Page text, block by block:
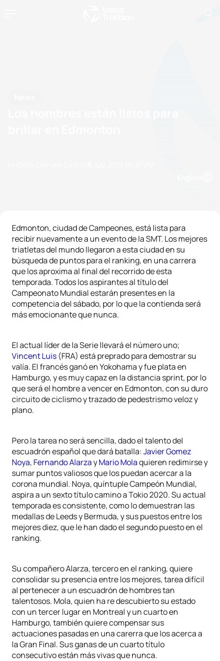
Edmonton, ciudad de Campeones, está lista para
recibir nuevamente a un evento de la SMT. Los mejores
triatletas del mundo llegaron a esta ciudad en su
búsqueda de puntos para el ranking, en una carrera
que los aproxima al final del recorrido de esta
temporada. Todos los aspirantes al título del
Campeonato Mundial estarán presentes en la
competencia del sábado, por lo que la contienda será
más emocionante que nunca.
El actual líder de la Serie llevará el número uno;
Vincent Luis (FRA) está preprado para demostrar su
valía. El francés ganó en Yokohama y fue plata en
Hamburgo, y es muy capaz en la distancia sprint, por lo
que será el hombre a vencer en Edmonton, con su duro
circuito de ciclismo y trazado de pedestrismo veloz y
plano.
Pero la tarea no será sencilla, dado el talento del
escuadrón español que dará batalla:Javier Gomez
Noya, Fernando AlarzayMario Molaquieren redimirse y
sumar puntos valiosos que los puedan acercar a la
corona mundial. Noya, quíntuple Campeón Mundial,
aspira a un sexto título camino a Tokio 2020. Su actual
temporada es consistente, como lo demuestran las
medallas de Leeds y Bermuda, y sus puestos entre los
mejores diez, que le han dado el segundo puesto en el
ranking.
Su compañero Alarza, tercero en el ranking, quiere
consolidar su presencia entre los mejores, tarea difícil
al pertenecer a un escuadrón de hombres tan
talentosos. Mola, quien ha re descubierto su estado
con un tercer lugar en Montreal y un cuarto en
Hamburgo, también quiere compensar sus
actuaciones pasadas en una carerra que los acerca a
la Gran Final. Sus ganas de un cuarto título
consecutivo están más vivas que nunca.